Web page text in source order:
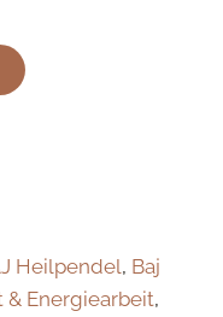
Heilpendel, Baj
& Energiearbeit,